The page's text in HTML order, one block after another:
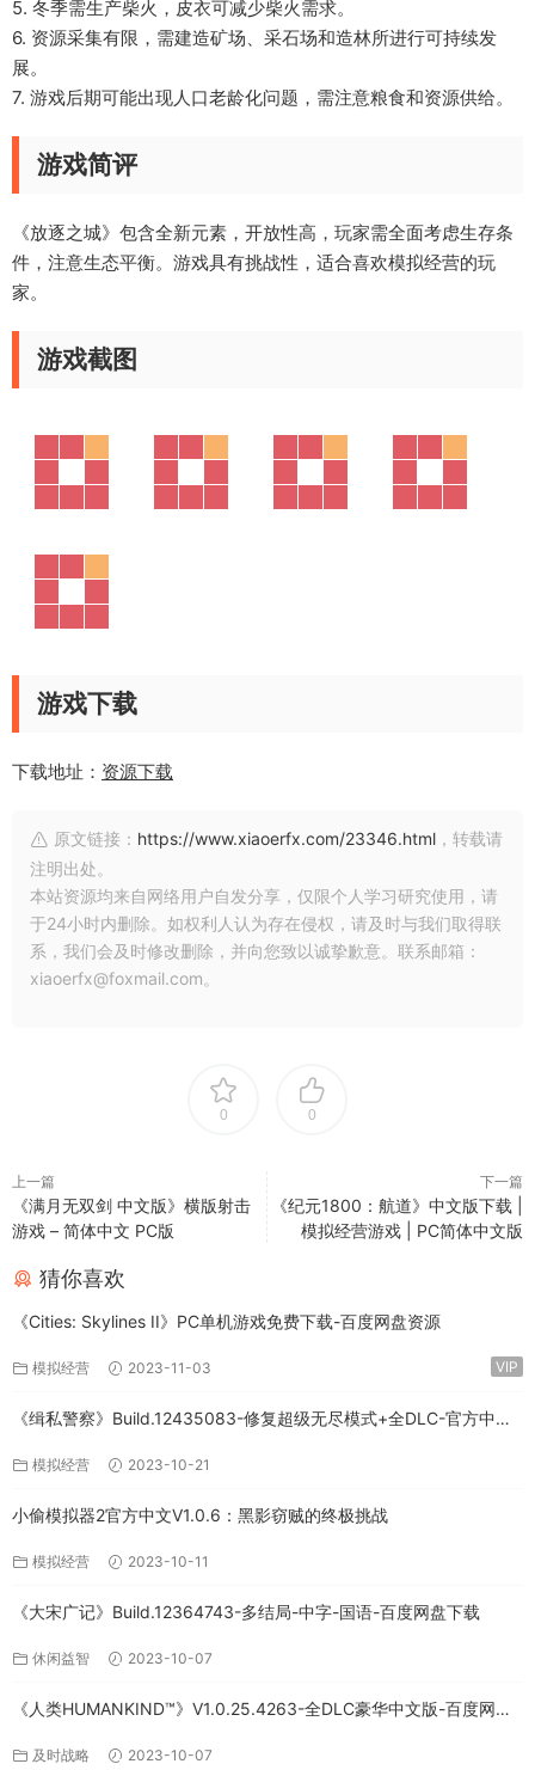
5. 冬季需生产柴火，皮衣可减少柴火需求。
6. 资源采集有限，需建造矿场、采石场和造林所进行可持续发
展。
7. 游戏后期可能出现人口老龄化问题，需注意粮食和资源供给。
游戏简评
《放逐之城》包含全新元素，开放性高，玩家需全面考虑生存条
件，注意生态平衡。游戏具有挑战性，适合喜欢模拟经营的玩
家。
游戏截图
游戏下载
下载地址： 资源下载
原文链接： https://www.xiaoerfx.com/23346.html ，转载请
注明出处。
本站资源均来自网络用户自发分享，仅限个人学习研究使用，请
于24小时内删除。如权利人认为存在侵权，请及时与我们取得联
系，我们会及时修改删除，并向您致以诚挚歉意。联系邮箱：
xiaoerfx@foxmail.com。
0 0
上一篇
《满月无双剑 中文版》横版射击
游戏 – 简体中文 PC版
下一篇
《纪元1800：航道》中文版下载 |
模拟经营游戏 | PC简体中文版
猜你喜欢
《Cities: Skylines II》PC单机游戏免费下载-百度网盘资源
模拟经营 2023-11-03 VIP
《缉私警察》Build.12435083-修复超级无尽模式+全DLC-官方中文-
模拟经营 2023-10-21
小偷模拟器2官方中文V1.0.6：黑影窃贼的终极挑战
模拟经营 2023-10-11
《大宋广记》Build.12364743-多结局-中字-国语-百度网盘下载
休闲益智 2023-10-07
《人类HUMANKIND™》V1.0.25.4263-全DLC豪华中文版-百度网盘
及时战略 2023-10-07